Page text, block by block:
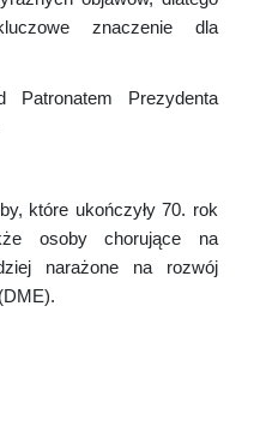
znaczenie dla
Patronatem Prezydenta
które ukończyły 70. rok
osoby chorujące na
narażone na rozwój